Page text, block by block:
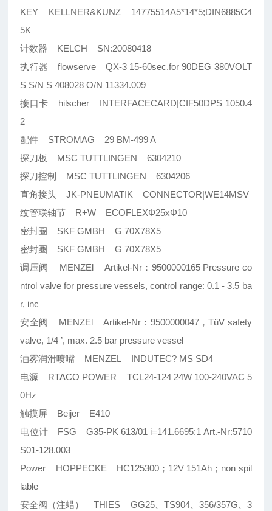
KEY KELLNER&KUNZ 14775514A5*14*5;DIN6885C4
5K
计数器 KELCH SN:20080418
执行器 flowserve QX-3 15-60sec.for 90DEG 380VOLT
S S/N S 408028 O/N 11334.009
接口卡 hilscher INTERFACECARD|CIF50DPS 1050.4
2
配件 STROMAG 29 BM-499 A
探刀板 MSC TUTTLINGEN 6304210
探刀控制 MSC TUTTLINGEN 6304206
直角接头 JK-PNEUMATIK CONNECTOR|WE14MSV
纹管联轴节 R+W ECOFLEXΦ25xΦ10
密封圈 SKF GMBH G 70X78X5
密封圈 SKF GMBH G 70X78X5
调压阀 MENZEl Artikel-Nr：9500000165 Pressure co
ntrol valve for pressure vessels, control range: 0.1 - 3.5 ba
r, inc
安全阀 MENZEl Artikel-Nr：9500000047，TüV safety
valve, 1/4 ’, max. 2.5 bar pressure vessel
油雾润滑喷嘴 MENZEL INDUTEC? MS SD4
电源 RTACO POWER TCL24-124 24W 100-240VAC 5
0Hz
触摸屏 Beijer E410
电位计 FSG G35-PK 613/01 i=141.6695:1 Art.-Nr:5710
S01-128.003
Power HOPPECKE HC125300；12V 151Ah；non spil
lable
安全阀（注蜡） THIES GG25、TS904、356/357G、3